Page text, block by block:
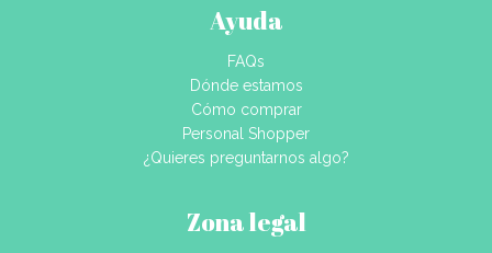
Ayuda
FAQs
Dónde estamos
Cómo comprar
Personal Shopper
¿Quieres preguntarnos algo?
Zona legal